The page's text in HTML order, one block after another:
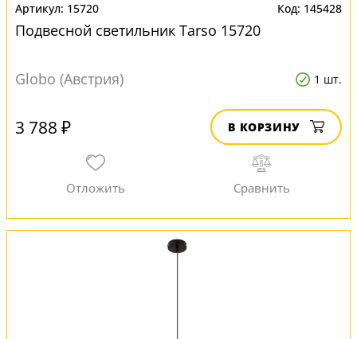
15720 145428
Подвесной светильник Tarso 15720
Globo (Австрия) 1 шт.
3 788 ₽ В КОРЗИНУ